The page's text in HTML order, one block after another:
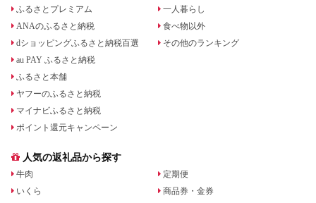
ふるさとプレミアム
ANAのふるさと納税
dショッピングふるさと納税百選
au PAY ふるさと納税
ふるさと本舗
ヤフーのふるさと納税
マイナビふるさと納税
ポイント還元キャンペーン
一人暮らし
食べ物以外
その他のランキング
人気の返礼品から探す
牛肉
いくら
定期便
商品券・金券